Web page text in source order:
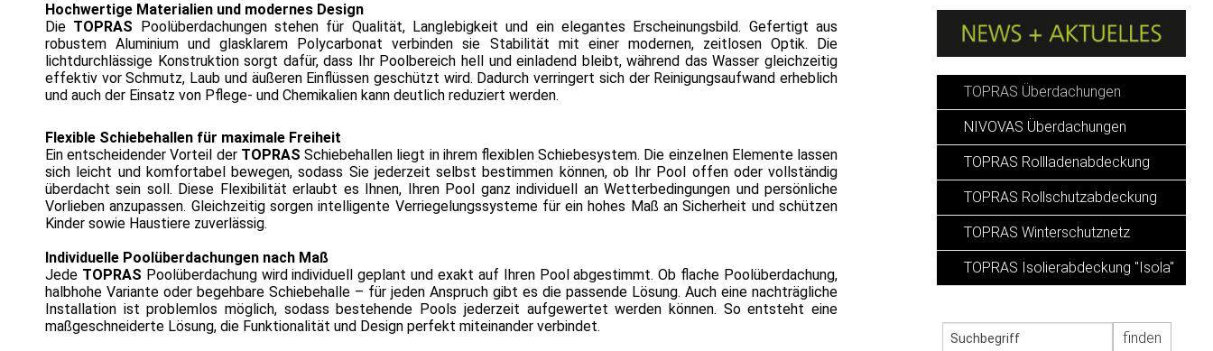
Hochwertige Materialien und modernes Design
Die TOPRAS Poolüberdachungen stehen für Qualität, Langlebigkeit und ein elegantes Erscheinungsbild. Gefertigt aus
robustem Aluminium und glasklarem Polycarbonat verbinden sie Stabilität mit einer modernen, zeitlosen Optik. Die
lichtdurchlässige Konstruktion sorgt dafür, dass Ihr Poolbereich hell und einladend bleibt, während das Wasser gleichzeitig
effektiv vor Schmutz, Laub und äußeren Einflüssen geschützt wird. Dadurch verringert sich der Reinigungsaufwand erheblich
und auch der Einsatz von Pflege- und Chemikalien kann deutlich reduziert werden.
Flexible Schiebehallen für maximale Freiheit
Ein entscheidender Vorteil der TOPRAS Schiebehallen liegt in ihrem flexiblen Schiebesystem. Die einzelnen Elemente lassen
sich leicht und komfortabel bewegen, sodass Sie jederzeit selbst bestimmen können, ob Ihr Pool offen oder vollständig
überdacht sein soll. Diese Flexibilität erlaubt es Ihnen, Ihren Pool ganz individuell an Wetterbedingungen und persönliche
Vorlieben anzupassen. Gleichzeitig sorgen intelligente Verriegelungssysteme für ein hohes Maß an Sicherheit und schützen
Kinder sowie Haustiere zuverlässig.
Individuelle Poolüberdachungen nach Maß
Jede TOPRAS Poolüberdachung wird individuell geplant und exakt auf Ihren Pool abgestimmt. Ob flache Poolüberdachung,
halbhohe Variante oder begehbare Schiebehalle – für jeden Anspruch gibt es die passende Lösung. Auch eine nachträgliche
Installation ist problemlos möglich, sodass bestehende Pools jederzeit aufgewertet werden können. So entsteht eine
maßgeschneiderte Lösung, die Funktionalität und Design perfekt miteinander verbindet.
TOPRAS Überdachungen
NIVOVAS Überdachungen
TOPRAS Rollladenabdeckung
TOPRAS Rollschutzabdeckung
TOPRAS Winterschutznetz
TOPRAS Isolierabdeckung "Isola"